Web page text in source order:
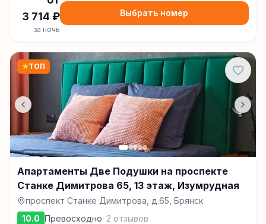
3 714 ₽
за ночь
Выбрать номер
★ТОП
Апартаменты Две Подушки на проспекте
Станке Димитрова 65, 13 этаж, Изумрудная
проспект Станке Димитрова, д.65, Брянск
10.0 Превосходно· 2 отзывов